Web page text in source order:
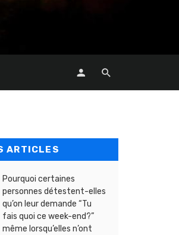
ARTICLES
Pourquoi certaines
personnes détestent-elles
qu’on leur demande “Tu
fais quoi ce week-end?”
même lorsqu’elles n’ont